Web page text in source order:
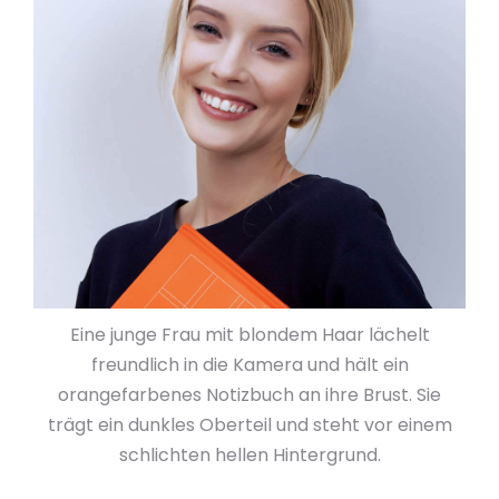
Eine junge Frau mit blondem Haar lächelt
freundlich in die Kamera und hält ein
orangefarbenes Notizbuch an ihre Brust. Sie
trägt ein dunkles Oberteil und steht vor einem
schlichten hellen Hintergrund.